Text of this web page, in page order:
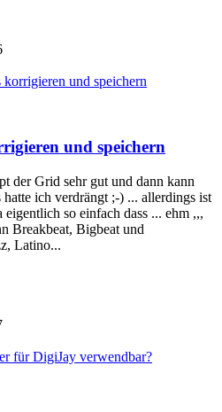
und speichern
und speichern
der Grid sehr gut und dann kann
hatte ich verdrängt ;-) ... allerdings ist
so einfach dass ... ehm ,,,
Breakbeat, Bigbeat und
Latino...
für DigiJay verwendbar?